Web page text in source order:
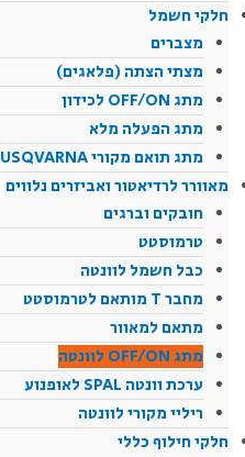
חלקי חשמל
מצברים
מצתי הצתה (פלאגים)
מתג OFF/ON לכידון
מתג הפעלה מלא
מתג תואם מקורי KTM/HUSQVARNA
מאוורר לרדיאטור ואביזרים נלווים
חובקים וברגים
טרמוסטט
כבל חשמל לוונטה
מחבר T מותאם לטרמוסטט
מתאם למאוור
מתג OFF/ON לוונטה
ערכת וונטה SPAL לאופנוע
ריליי מקורי לוונטה
חלקי חילוף כללי